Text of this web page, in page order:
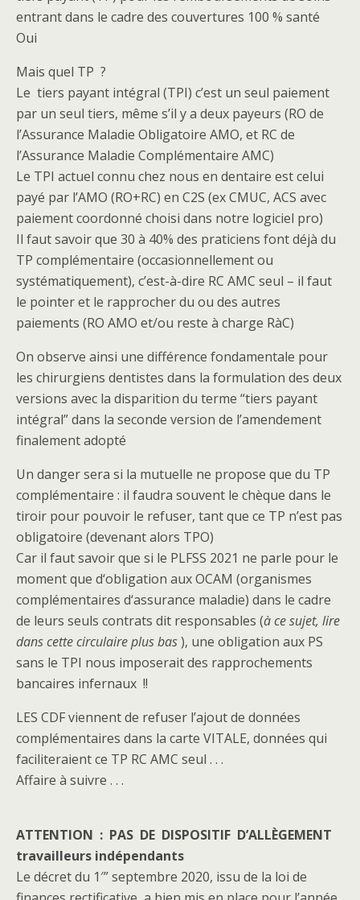
entrant dans le cadre des couvertures 100 % santé
Oui
Mais quel TP ?
Le tiers payant intégral (TPI) c’est un seul paiement
par un seul tiers, même s’il y a deux payeurs (RO de
l’Assurance Maladie Obligatoire AMO, et RC de
l’Assurance Maladie Complémentaire AMC)
Le TPI actuel connu chez nous en dentaire est celui
payé par l’AMO (RO+RC) en C2S (ex CMUC, ACS avec
paiement coordonné choisi dans notre logiciel pro)
Il faut savoir que 30 à 40% des praticiens font déjà du
TP complémentaire (occasionnellement ou
systématiquement), c’est-à-dire RC AMC seul – il faut
le pointer et le rapprocher du ou des autres
paiements (RO AMO et/ou reste à charge RàC)
On observe ainsi une différence fondamentale pour
les chirurgiens dentistes dans la formulation des deux
versions avec la disparition du terme “tiers payant
intégral” dans la seconde version de l’amendement
finalement adopté
Un danger sera si la mutuelle ne propose que du TP
complémentaire : il faudra souvent le chèque dans le
tiroir pour pouvoir le refuser, tant que ce TP n’est pas
obligatoire (devenant alors TPO)
Car il faut savoir que si le PLFSS 2021 ne parle pour le
moment que d‘obligation aux OCAM (organismes
complémentaires d‘assurance maladie) dans le cadre
de leurs seuls contrats dit responsables (à ce sujet, lire
dans cette circulaire plus bas), une obligation aux PS
sans le TPI nous imposerait des rapprochements
bancaires infernaux !!
LES CDF viennent de refuser l’ajout de données
complémentaires dans la carte VITALE, données qui
faciliteraient ce TP RC AMC seul . . .
Affaire à suivre . . .
ATTENTION : PAS DE DISPOSITIF D’ALLÈGEMENT
travailleurs indépendants
Le décret du 1′” septembre 2020, issu de la loi de